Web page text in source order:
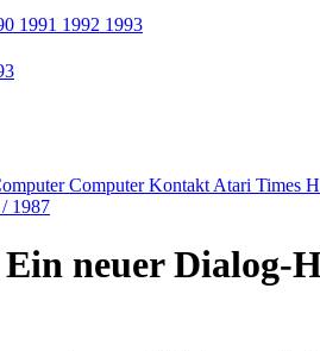
1991 1992 1993
Computer Kontakt Atari Times
1987
Ein neuer Dialog-